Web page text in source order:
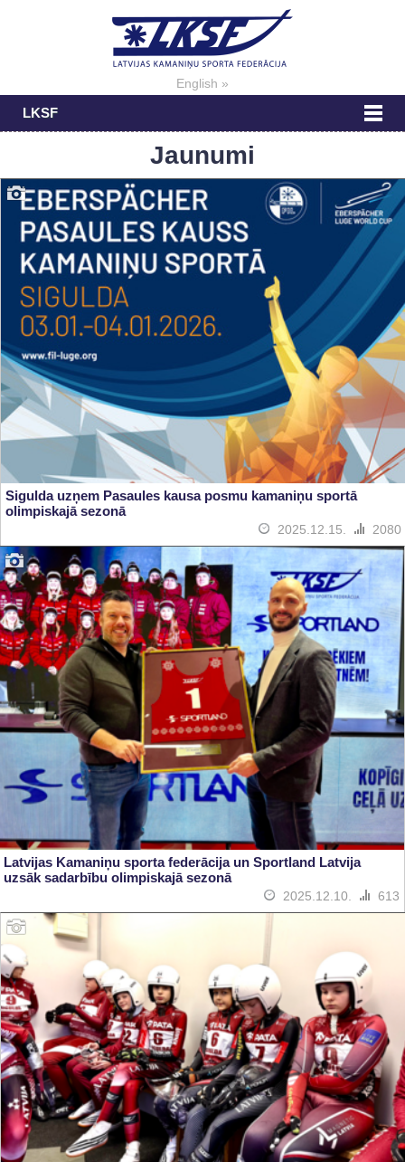
English »
LKSF
Jaunumi
Sigulda uzņem Pasaules kausa posmu kamaniņu sportā
olimpiskajā sezonā
2025.12.15. 2080
Latvijas Kamaniņu sporta federācija un Sportland Latvija
uzsāk sadarbību olimpiskajā sezonā
2025.12.10. 613